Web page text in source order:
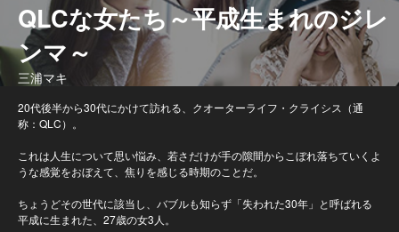
QLCな女たち～平成生まれのジレ
ンマ～
三浦マキ
20代後半から30代にかけて訪れる、クオーターライフ・クライシス（通
称：QLC）。
これは人生について思い悩み、若さだけが手の隙間からこぼれ落ちていくよ
うな感覚をおぼえて、焦りを感じる時期のことだ。
ちょうどその世代に該当し、バブルも知らず「失われた30年」と呼ばれる
平成に生まれた、27歳の女3人。